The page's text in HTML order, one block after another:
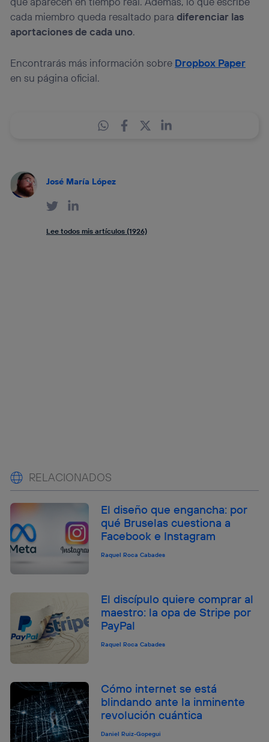
cada miembro queda resaltado paradiferenciar las
aportaciones de cada uno.
Encontrarás más información sobre Dropbox Paper
en su página oficial.
José María López
Lee todos mis artículos (1926)
RELACIONADOS
El diseño que engancha: por
qué Bruselas cuestiona a
Facebook e Instagram
Raquel Roca Cabades
El discípulo quiere comprar al
maestro: la opa de Stripe por
PayPal
Raquel Roca Cabades
Cómo internet se está
blindando ante la inminente
revolución cuántica
Daniel Ruiz-Gopegui